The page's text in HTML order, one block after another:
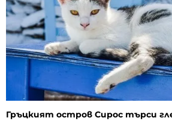
Гръцкият остров Сирос търси